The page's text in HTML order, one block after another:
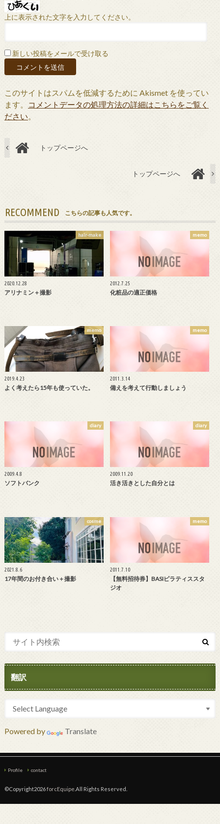
上に表示された文字を入力してください。
新しい投稿をメールで受け取る
このサイトはスパムを低減するために Akismet を使ってい
ます。
コメントデータの処理方法の詳細はこちらをご覧く
ださい。
トップページへ
トップページへ
RECOMMEND こちらの記事も人気です。
hair-make
2020.12.28
アリナミン＋撮影
memo
2012.7.25
化粧品の適正価格
memo
2019.4.23
よく考えたら15年も使っていた。
memo
2011.3.14
備えを考えて行動しましょう
diary
2009.4.8
ソフトバンク
diary
2009.11.20
活き活きとした自分とは
cosme
2021.8.6
17年間のお付き合い＋撮影
memo
2011.7.10
【無料招待券】BASIピラティススタ
ジオ
翻訳
Powered by Translate
Profile contact
©Copyright2026forcEquipe .All Rights Reserved.